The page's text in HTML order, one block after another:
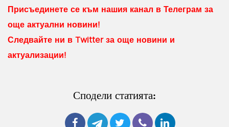
Присъединете се към нашия канал в Телеграм за
още актуални новини!
Следвайте ни в Twitter за още новини и
актуализации!
Сподели статията: